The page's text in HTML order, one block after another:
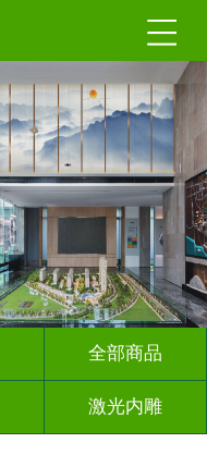
全部商品
激光内雕